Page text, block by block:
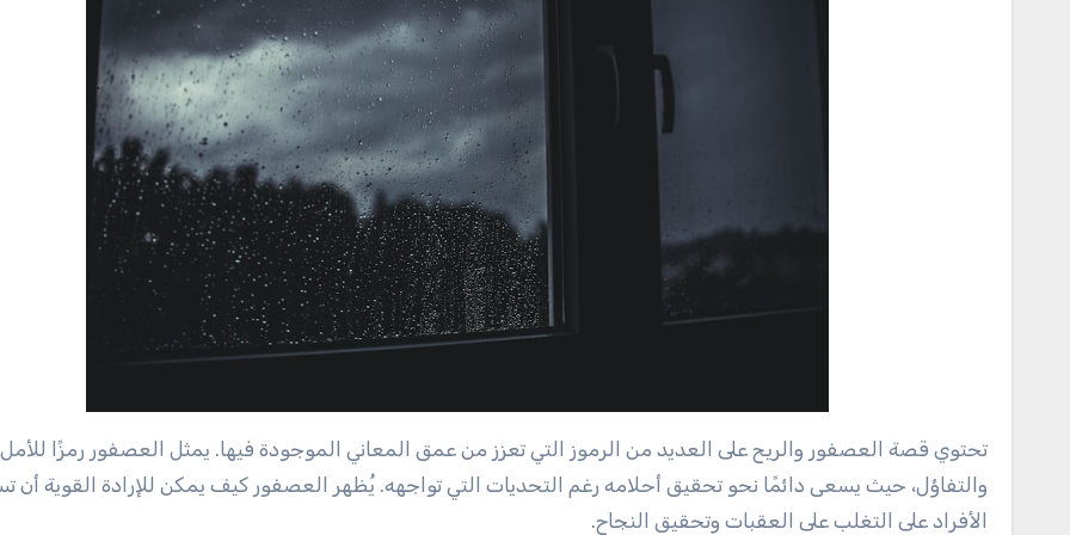
تحتوي قصة العصفور والريح على العديد من الرموز التي تعزز من عمق المعاني الموجودة فيها. يمثل العصفور رمزًا للأمل
والتفاؤل، حيث يسعى دائمًا نحو تحقيق أحلامه رغم التحديات التي تواجهه. يُظهر العصفور كيف يمكن للإرادة القوية أن
الأفراد على التغلب على العقبات وتحقيق النجاح.